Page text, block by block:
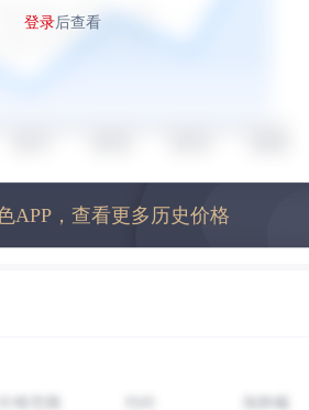
登录后查看
APP，查看更多历史价格